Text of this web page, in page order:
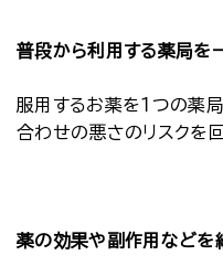
普段から利用する薬局を
服用するお薬を１つの薬
合わせの悪さのリスクを
薬の効果や副作用などを